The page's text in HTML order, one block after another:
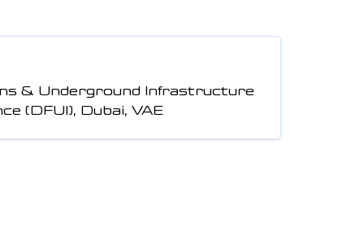
& Underground Infrastructure
(DFUI), Dubai, VAE